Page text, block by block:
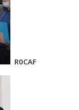
R0CAF